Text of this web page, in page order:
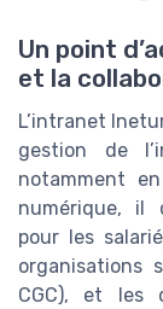
Un point
et la
L’intranet
gestion de
notamment
numérique, il
pour les
organisations
CGC), et les